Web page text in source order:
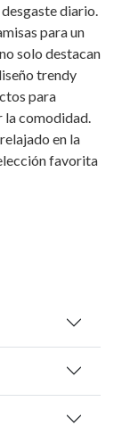
diario.
para un
solo destacan
trendy
para
comodidad.
en la
favorita